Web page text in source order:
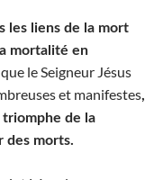
les liens de la mort
mortalité en
que le Seigneur Jésus
et manifestes,
triomphe de la
des morts.